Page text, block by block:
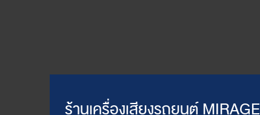
ร้านเครื่องเสียงรถยนต์ MIRAGE